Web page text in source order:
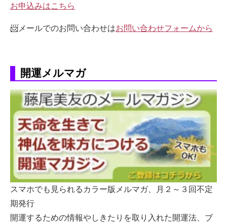
お申込みはこちら
📨メールでのお問い合わせはお問い合わせフォームから
開運メルマガ
スマホでも見られるカラー版メルマガ、月２～３回不定
期発行
開運するための情報やしきたりを取り入れた開運法、ブ